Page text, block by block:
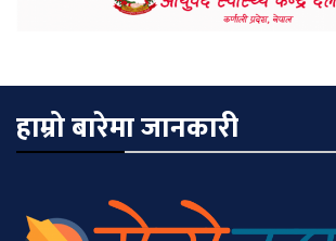
हाम्रो बारेमा जानकारी